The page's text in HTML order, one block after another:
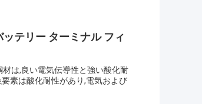
テリー ターミナル フィ
は,良い電気伝導性と強い酸化耐
素は酸化耐性があり,電気および